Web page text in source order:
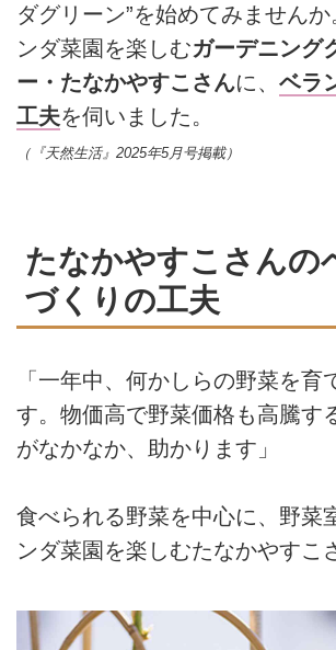
ダグリーン”を始めてみません
ンダ菜園を楽しむガーデニング
ー・たなかやすこさんに、 ベラ
工夫を伺いました。
（『天然生活』2025年5月号掲載）
たなかやすこさんの
づくりの工夫
「一年中、何かしらの野菜を育
す。物価高で野菜価格も高騰す
がなかなか、助かります」
食べられる野菜を中心に、野菜
ンダ菜園を楽しむたなかやすこ